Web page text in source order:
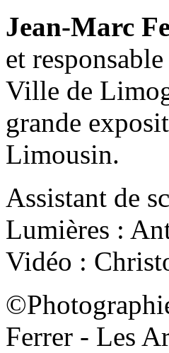
Jean-Marc
et
Ville de
grande
Limousin.
Assistant de
Lumières :
Vidéo :
Ferrer - Les